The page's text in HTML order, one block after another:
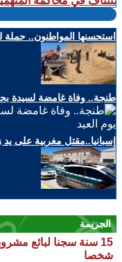
استحسنها المواطنون..
طنجة.. وفاة غامضة لسيدة
إسبانيا..مقتل مغربية على
الجريمة
شخصا